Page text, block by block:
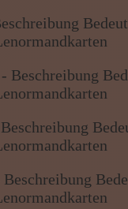
Beschreibung